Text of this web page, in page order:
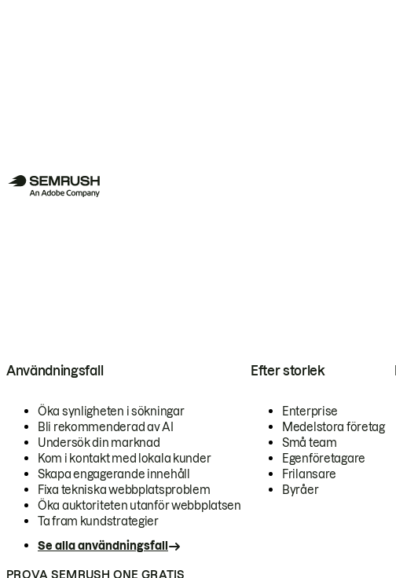
Användningsfall
Öka synligheten i sökningar
Bli rekommenderad av AI
Undersök din marknad
Kom i kontakt med lokala kunder
Skapa engagerande innehåll
Fixa tekniska webbplatsproblem
Öka auktoriteten utanför webbplatsen
Ta fram kundstrategier
Se alla användningsfall
Efter storlek
Enterprise
Medelstora företag
Små team
Egenföretagare
Frilansare
Byråer
PROVA SEMRUSH ONE GRATIS